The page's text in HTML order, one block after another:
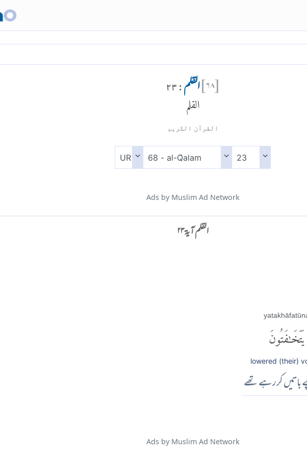
O
[۶۸]القلم : ۲۳
القلم
القرآن الكريم
Ads by Muslim Ad Network
القلم آية ۲۳
يَتَخَٰفَتُونَ
lowered (their)
باتیں کررہے تھے
Ads by Muslim Ad Network